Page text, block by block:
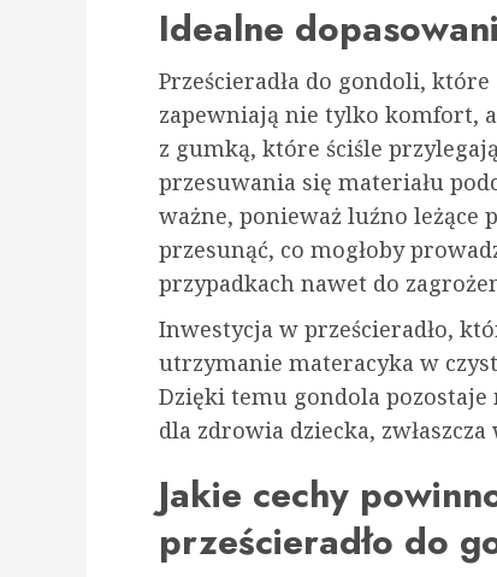
Idealne
Prześcieradła do gondoli,
zapewniają nie tylko komfort,
z gumką, które ściśle
przesuwania się materiału
ważne, ponieważ luźno leżące
przesunąć, co mogłoby
przypadkach nawet do
Inwestycja w prześcieradło,
utrzymanie materacyka w
Dzięki temu gondola
dla zdrowia dziecka,
Jakie cechy
prześcieradło do